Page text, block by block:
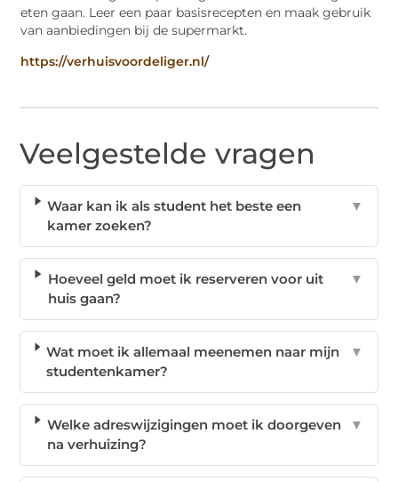
eten gaan. Leer een paar basisrecepten en maak gebruik
van aanbiedingen bij de supermarkt.
https://verhuisvoordeliger.nl/
Veelgestelde vragen
Waar kan ik als student het beste een
kamer zoeken?
▼
Hoeveel geld moet ik reserveren voor uit
huis gaan?
▼
Wat moet ik allemaal meenemen naar mijn
studentenkamer?
▼
Welke adreswijzigingen moet ik doorgeven
na verhuizing?
▼